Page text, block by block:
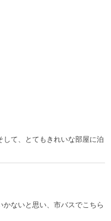
て、とてもきれいな部屋に泊
ないと思い、市バスでこちら